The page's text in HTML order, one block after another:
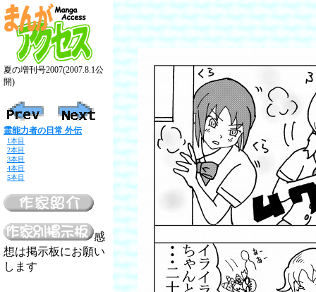
夏の増刊号2007(2007.8.1公
開)
霊能力者の日常 外伝
1本目
2本目
3本目
4本目
5本目
感
想は掲示板にお願い
します